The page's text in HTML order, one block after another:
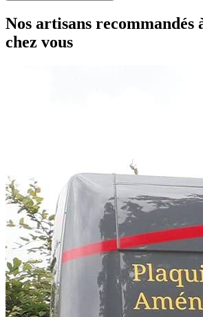
Nos artisans recommandés
chez vous